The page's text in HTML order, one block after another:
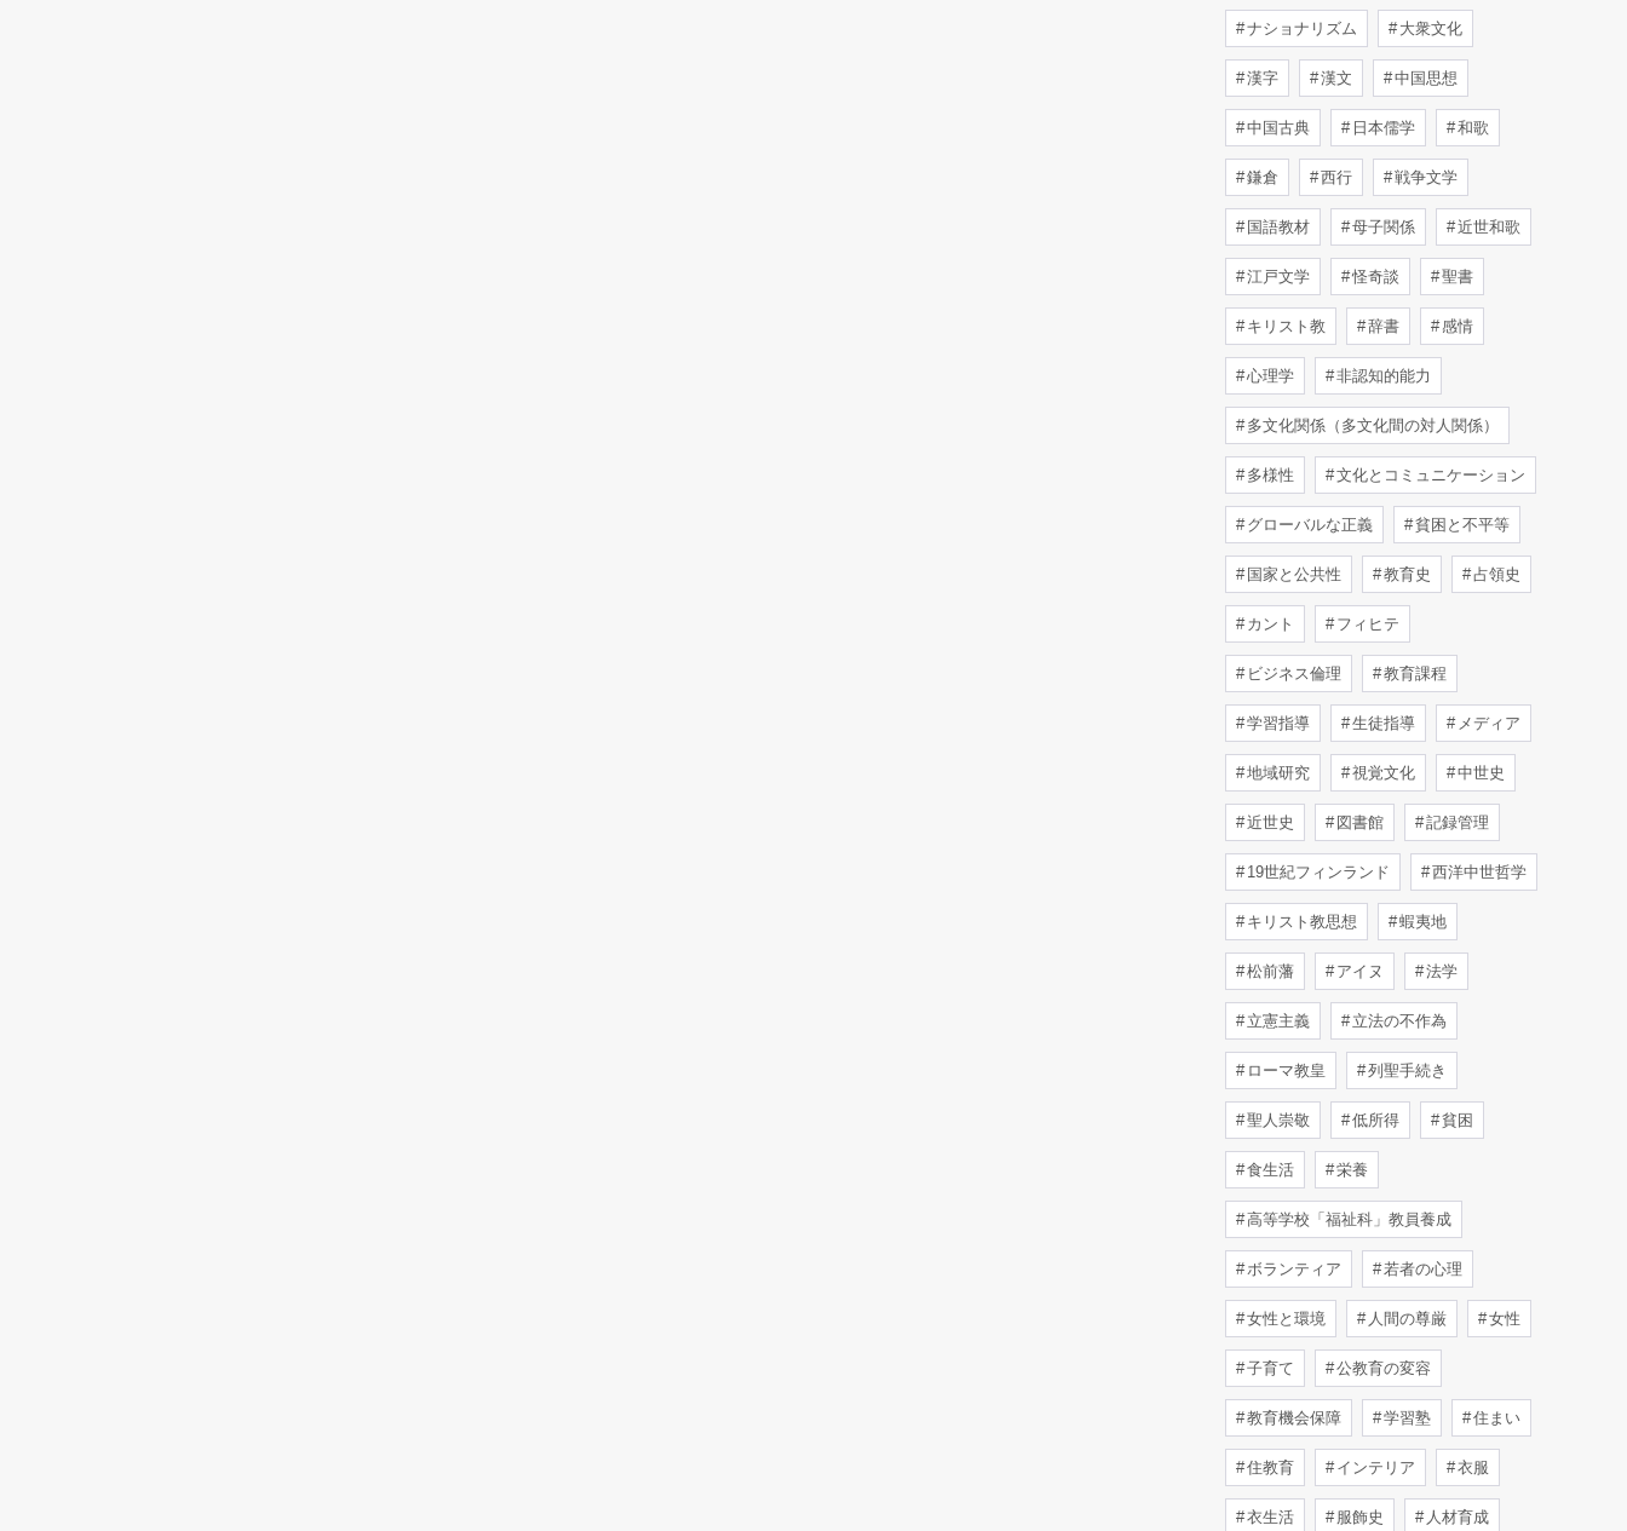
ナショナリズム 大衆文化
漢字 漢文 中国思想
中国古典 日本儒学 和歌
鎌倉 西行 戦争文学
国語教材 母子関係 近世和歌
江戸文学 怪奇談 聖書
キリスト教 辞書 感情
心理学 非認知的能力
多文化関係（多文化間の対人関係）
多様性 文化とコミュニケーション
グローバルな正義 貧困と不平等
国家と公共性 教育史 占領史
カント フィヒテ
ビジネス倫理 教育課程
学習指導 生徒指導 メディア
地域研究 視覚文化 中世史
近世史 図書館 記録管理
19世紀フィンランド 西洋中世哲学
キリスト教思想 蝦夷地
松前藩 アイヌ 法学
立憲主義 立法の不作為
ローマ教皇 列聖手続き
聖人崇敬 低所得 貧困
食生活 栄養
高等学校「福祉科」教員養成
ボランティア 若者の心理
女性と環境 人間の尊厳 女性
子育て 公教育の変容
教育機会保障 学習塾 住まい
住教育 インテリア 衣服
衣生活 服飾史 人材育成